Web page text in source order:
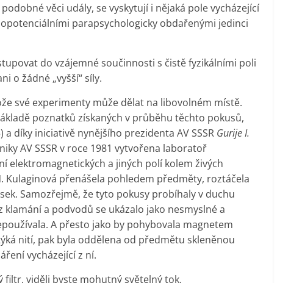
věci udály, se vyskytují i nějaká pole vycházející
parapsychologicky obdařenými jedinci
do vzájemné součinnosti s čistě fyzikálními poli
o žádné „vyšší“ síly.
své experimenty může dělat na libovolném místě.
poznatků získaných v průběhu těchto pokusů,
a díky iniciativě nynějšího prezidenta AV SSSR Gurije I.
AV SSSR v roce 1981 vytvořena laboratoř
elektromagnetických a jiných polí kolem živých
přenášela pohledem předměty, roztáčela
Samozřejmě, že tyto pokusy probíhaly v duchu
a podvodů se ukázalo jako nesmyslné a
A přesto jako by pohybovala magnetem
nití, pak byla oddělena od předmětu skleněnou
vycházející z ní.
filtr, viděli byste mohutný světelný tok.